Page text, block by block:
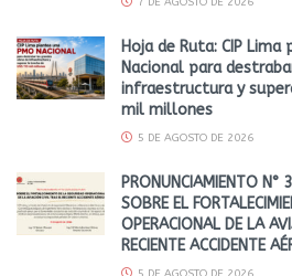
Hoja de Ruta: CIP
Nacional para
infraestructura y
mil millones
5 DE AGOSTO DE 2026
PRONUNCIAMIENTO
SOBRE EL
OPERACIONAL DE LA
RECIENTE ACCIDENTE